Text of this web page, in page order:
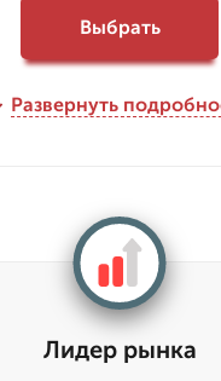
Выбрать
Развернуть
Лидер рынка